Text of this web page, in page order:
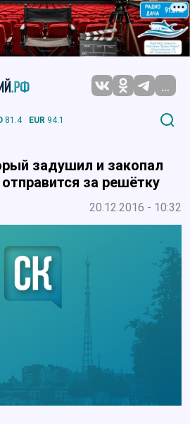
...
81.4 EUR 94.1
задушил и закопал
за решётку
20.12.2016 - 10:32